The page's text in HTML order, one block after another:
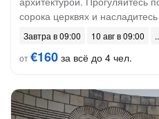
сорока церквях и
Завтра в 09:00
10 авг в 09:00
от€160 за всё до 4 чел.